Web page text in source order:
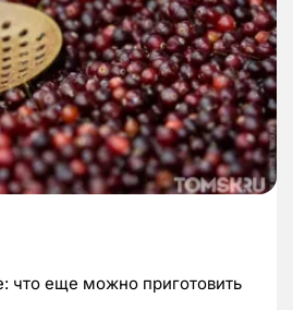
что еще можно приготовить